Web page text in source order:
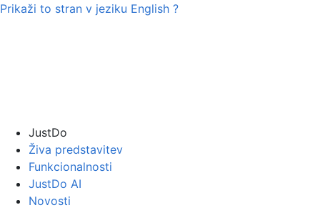
Prikaži to stran v jeziku English ?
JustDo
Živa predstavitev
Funkcionalnosti
JustDo AI
Novosti